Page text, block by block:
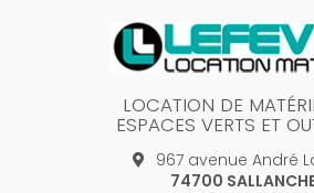
LOCATION DE
ESPACES VERTS ET
967 avenue André
74700